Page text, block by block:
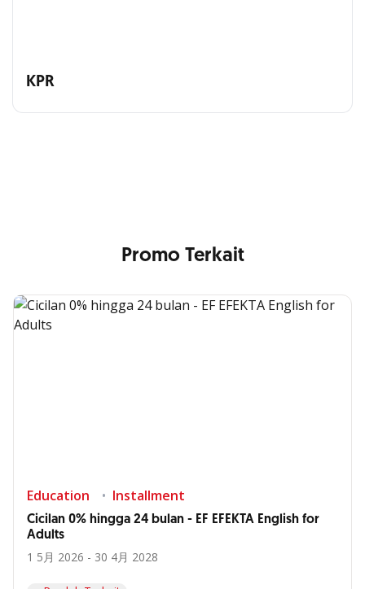
KPR
Cross Selling Banner Global
Promo Terkait
Education Installment
Cicilan 0% hingga 24 bulan - EF EFEKTA English for
Adults
1 5月 2026 - 30 4月 2028